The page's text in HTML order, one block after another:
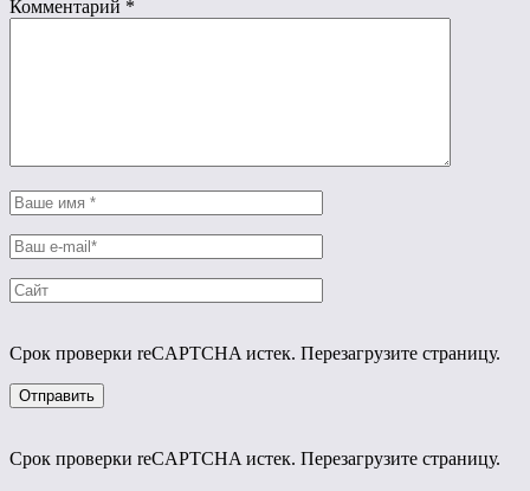
Комментарий *
Срок проверки reCAPTCHA истек. Перезагрузите страницу.
Срок проверки reCAPTCHA истек. Перезагрузите страницу.